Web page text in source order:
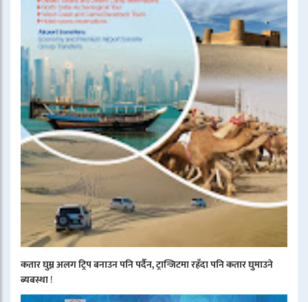
कतार घुम्न अलग ट्रिप बनाउन पनि पर्दैन, ट्रान्जिटमा रहँदा पनि कतार घुमाउने
ब्यबस्था!